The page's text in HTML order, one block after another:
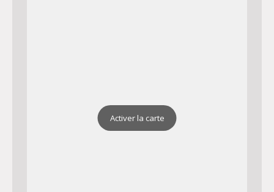
Activer la carte